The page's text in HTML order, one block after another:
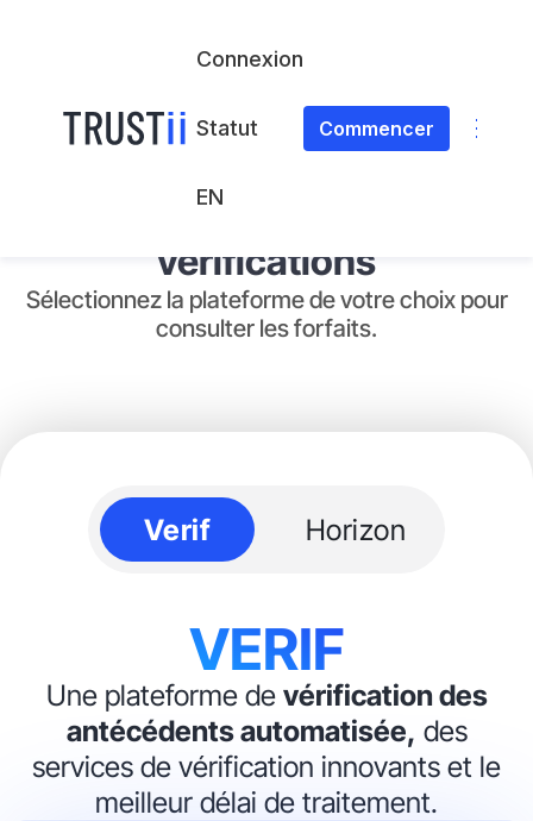
Connexion
Statut
EN
Commencer
Plans et services de
vérifications
Sélectionnez la plateforme de votre choix pour
consulter les forfaits.
Verif Horizon
VERIF
Une plateforme de vérification des
antécédents automatisée, des
services de vérification innovants et le
meilleur délai de traitement.